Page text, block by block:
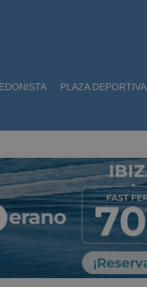
PLAZA DEPORTIVA